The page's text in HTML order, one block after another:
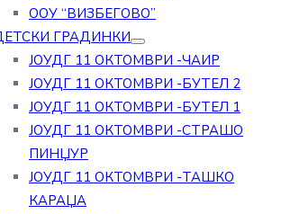
ООУ “ВИЗБЕГОВО”
ГРАДИНКИ
ЈОУДГ 11 ОКТОМВРИ -ЧАИР
ЈОУДГ 11 ОКТОМВРИ -БУТЕЛ 2
ЈОУДГ 11 ОКТОМВРИ -БУТЕЛ 1
ЈОУДГ 11 ОКТОМВРИ -СТРАШО
ПИНЏУР
ЈОУДГ 11 ОКТОМВРИ -ТАШКО
КАРАЏА